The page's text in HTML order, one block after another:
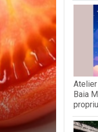
fi vizitată până în
– Zestrea Satului”
graiul, tradiția și
Atelier
Baia